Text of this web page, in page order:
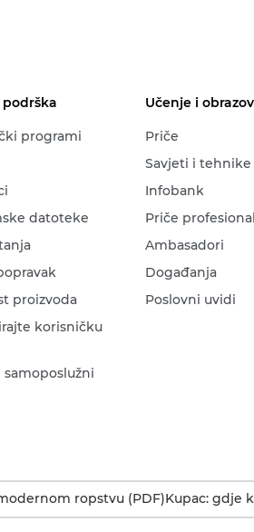
podrška
programi
datoteke
proizvoda
korisničku
samoposlužni
Učenje i
Priče
Savjeti i tehnike
Infobank
Priče
Ambasadori
Događanja
Poslovni uvidi
ropstvu (PDF)Kupac: gdje